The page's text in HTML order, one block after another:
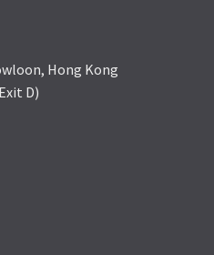
Hong Kong
D)